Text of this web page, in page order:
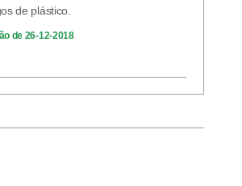
de plástico.
de 26-12-2018